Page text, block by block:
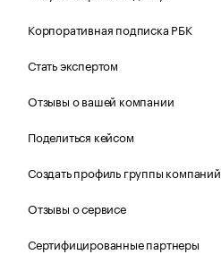
Корпоративная подписка РБК
Стать экспертом
Отзывы о вашей компании
Поделиться кейсом
Создать профиль группы компаний
Отзывы о сервисе
Сертифицированные партнеры